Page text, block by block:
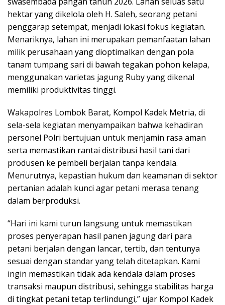
hektar yang dikelola oleh H. Saleh, seorang petani
penggarap setempat, menjadi lokasi fokus kegiatan.
Menariknya, lahan ini merupakan pemanfaatan lahan
milik perusahaan yang dioptimalkan dengan pola
tanam tumpang sari di bawah tegakan pohon kelapa,
menggunakan varietas jagung Ruby yang dikenal
memiliki produktivitas tinggi.
Wakapolres Lombok Barat, Kompol Kadek Metria, di
sela-sela kegiatan menyampaikan bahwa kehadiran
personel Polri bertujuan untuk menjamin rasa aman
serta memastikan rantai distribusi hasil tani dari
produsen ke pembeli berjalan tanpa kendala.
Menurutnya, kepastian hukum dan keamanan di sektor
pertanian adalah kunci agar petani merasa tenang
dalam berproduksi.
“Hari ini kami turun langsung untuk memastikan
proses penyerapan hasil panen jagung dari para
petani berjalan dengan lancar, tertib, dan tentunya
sesuai dengan standar yang telah ditetapkan. Kami
ingin memastikan tidak ada kendala dalam proses
transaksi maupun distribusi, sehingga stabilitas harga
di tingkat petani tetap terlindungi,” ujar Kompol Kadek